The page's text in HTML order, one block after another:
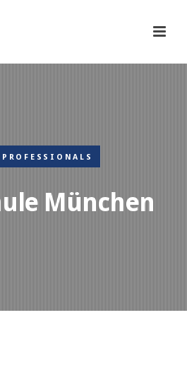
München